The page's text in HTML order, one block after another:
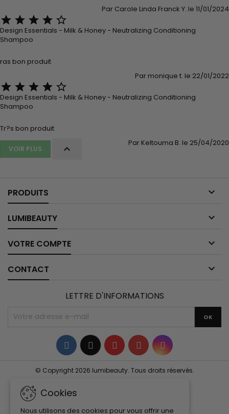
Par Carole Linda Franck Y. le 11/01/2024
    
Design Essentials - Milk & Honey - Neutralizing Conditioning
Shampoo
ras bon produit
Par monique t. le 22/01/2022
    
Design Essentials - Milk & Honey - Neutralizing Conditioning
Shampoo
Tr?s bon produit
Par Keltouma B. le 25/04/2020
VOIR PLUS 
PRODUITS 
LUMIBEAUTY 
VOTRE COMPTE 
CONTACT 
Cookies
Nous utilisons des cookies pour vous offrir une
LETTRE D'INFORMATIONS
Facebook
TwitterYouTubePinterestInstagram
© Copyright 2026 lumibeauty. Tous droits réservés.